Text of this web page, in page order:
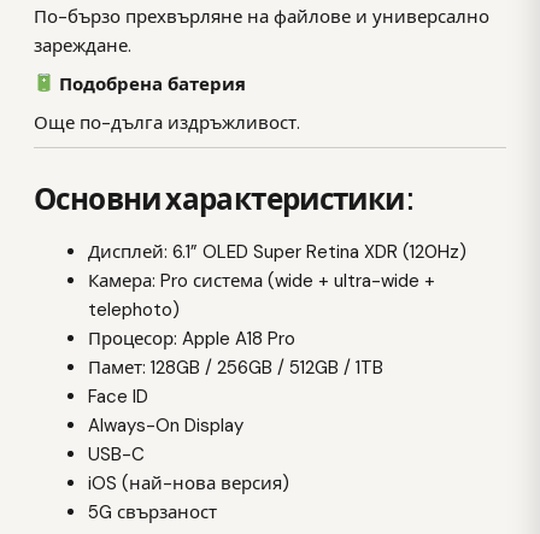
По-бързо прехвърляне на файлове и универсално
зареждане.
Подобрена батерия
Още по-дълга издръжливост.
Основни характеристики:
Дисплей: 6.1” OLED Super Retina XDR (120Hz)
Камера: Pro система (wide + ultra-wide +
telephoto)
Процесор: Apple A18 Pro
Памет: 128GB / 256GB / 512GB / 1TB
Face ID
Always-On Display
USB-C
iOS (най-нова версия)
5G свързаност